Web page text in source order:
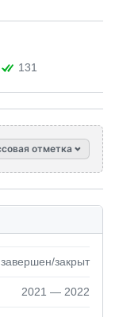
131
отметка
закрыт
2021 — 2022